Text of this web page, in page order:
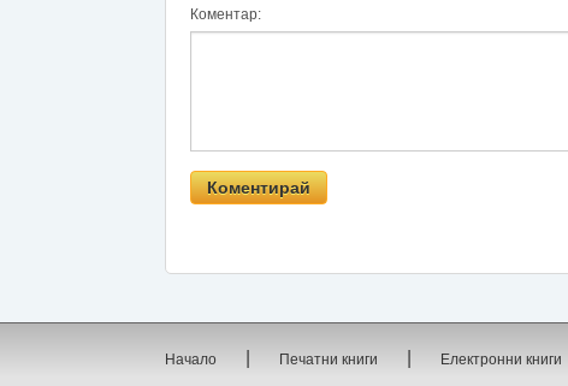
Коментар:
Начало | Печатни книги | Електронни книги